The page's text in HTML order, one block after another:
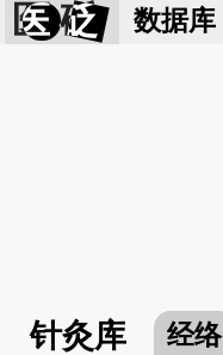
医 砭 数据库
针灸库 经络